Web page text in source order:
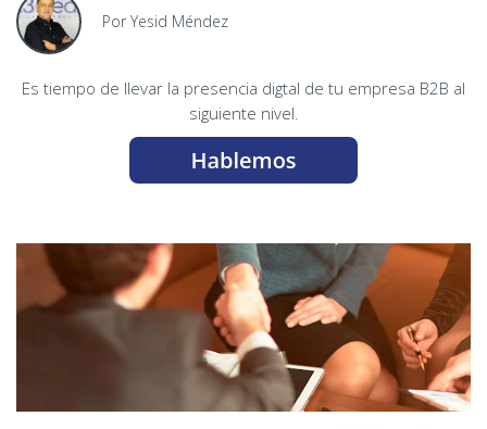
Por Yesid Méndez
Es tiempo de llevar la presencia digtal de tu empresa B2B al
siguiente nivel.